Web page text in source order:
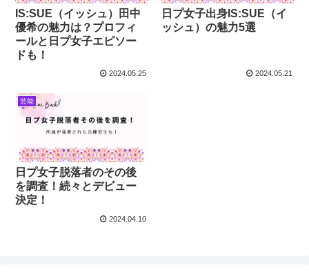
IS:SUE（イッシュ）田中
優希の魅力は？プロフィ
ールと日プ女子エピソー
ドも！
2024.05.25
日プ女子出身IS:SUE（イ
ッシュ）の魅力5選
2024.05.21
芸能
日プ女子脱落者のその後
を調査！続々とデビュー
決定！
2024.04.10